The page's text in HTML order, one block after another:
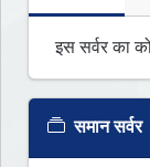
इस सर्वर का
समान सर्वर